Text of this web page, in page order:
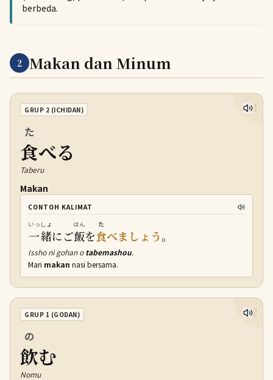
berbeda.
2 Makan dan Minum
11
GRUP 2 (ICHIDAN)
食
た
べる
Taberu
Makan
CONTOH KALIMAT
一緒
いっしょ
にご飯
はん
を食
た
べましょう。
Issho ni gohan otabemashou.
Mari makan nasi bersama.
12
GRUP 1 (GODAN)
飲
の
む
Nomu